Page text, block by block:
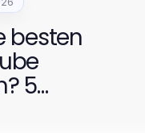
besten
5